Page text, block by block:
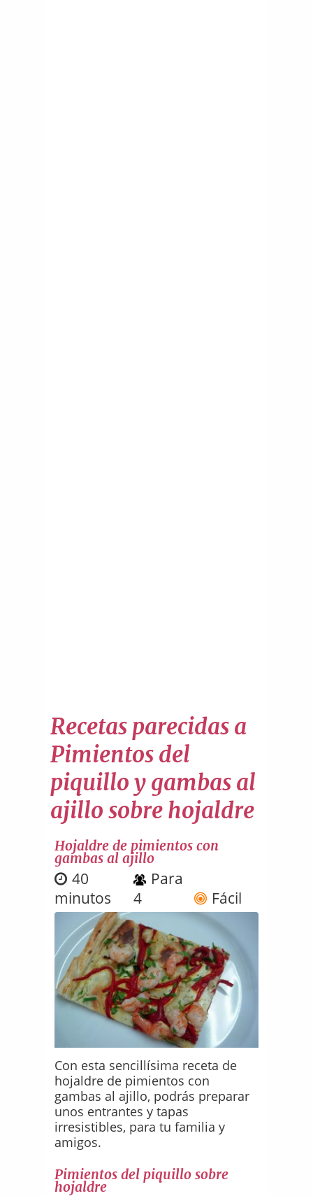
Recetas parecidas a
Pimientos del
piquillo y gambas al
ajillo sobre hojaldre
Hojaldre de pimientos con
gambas al ajillo
40
minutos
Para
4
Fácil
Con esta sencillísima receta de
hojaldre de pimientos con
gambas al ajillo, podrás preparar
unos entrantes y tapas
irresistibles, para tu familia y
amigos.
Pimientos del piquillo sobre
hojaldre